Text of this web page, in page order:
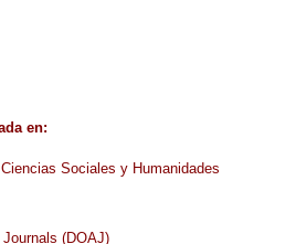
en:
Sociales y Humanidades
(DOAJ)